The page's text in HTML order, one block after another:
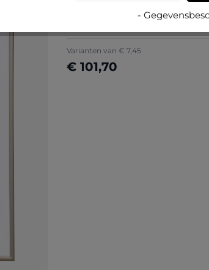
Kunststof fotolijst Sara
Varianten van € 7,45
€ 101,70
-